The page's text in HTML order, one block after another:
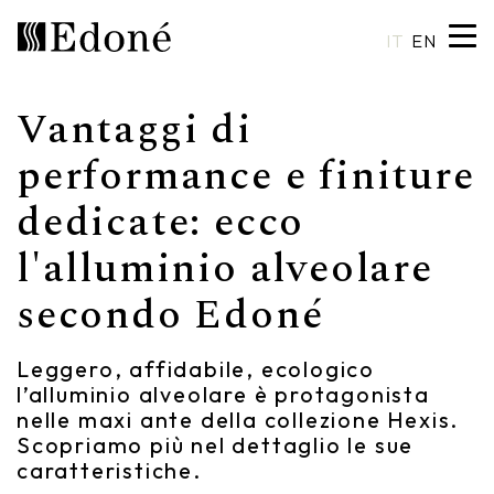
IT EN
Vantaggi di
performance e finiture
dedicate: ecco
l'alluminio alveolare
secondo Edoné
Leggero, affidabile, ecologico
l’alluminio alveolare è protagonista
nelle maxi ante della collezione Hexis.
Scopriamo più nel dettaglio le sue
caratteristiche.
Calipso
Chrono
Chrono 38/44
Crio
Rea
Eos
Wall coverings
Bathtubs
Mirrors
Spotlights
Mixers
Sanitary ware
Accessories
Shelves
Craftsmanship
Made in Italy
Custom Design
Finishes and Materials
Catalogues